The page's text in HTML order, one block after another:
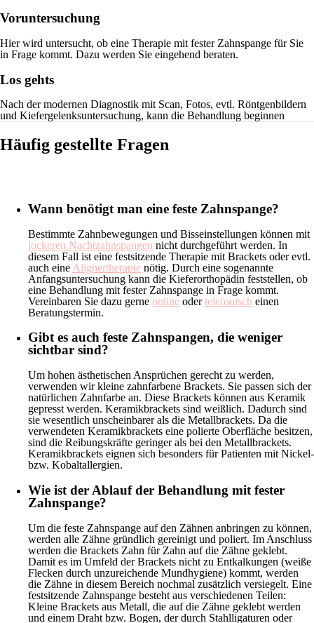
Voruntersuchung
Hier wird untersucht, ob eine Therapie mit fester Zahnspange für Sie
in Frage kommt. Dazu werden Sie eingehend beraten.
Los gehts
Nach der modernen Diagnostik mit Scan, Fotos, evtl. Röntgenbildern
und Kiefergelenksuntersuchung, kann die Behandlung beginnen
Häufig gestellte Fragen
Wann benötigt man eine feste Zahnspange?
Bestimmte Zahnbewegungen und Bisseinstellungen können mit
lockeren Nachtzahnspangen nicht durchgeführt werden. In
diesem Fall ist eine festsitzende Therapie mit Brackets oder evtl.
auch eine Alignertherapie nötig. Durch eine sogenannte
Anfangsuntersuchung kann die Kieferorthopädin feststellen, ob
eine Behandlung mit fester Zahnspange in Frage kommt.
Vereinbaren Sie dazu gerne online odertelefonisch einen
Beratungstermin.
Gibt es auch feste Zahnspangen, die weniger
sichtbar sind?
Um hohen ästhetischen Ansprüchen gerecht zu werden,
verwenden wir kleine zahnfarbene Brackets. Sie passen sich der
natürlichen Zahnfarbe an. Diese Brackets können aus Keramik
gepresst werden. Keramikbrackets sind weißlich. Dadurch sind
sie wesentlich unscheinbarer als die Metallbrackets. Da die
verwendeten Keramikbrackets eine polierte Oberfläche besitzen,
sind die Reibungskräfte geringer als bei den Metallbrackets.
Keramikbrackets eignen sich besonders für Patienten mit Nickel-
bzw. Kobaltallergien.
Wie ist der Ablauf der Behandlung mit fester
Zahnspange?
Um die feste Zahnspange auf den Zähnen anbringen zu können,
werden alle Zähne gründlich gereinigt und poliert. Im Anschluss
werden die Brackets Zahn für Zahn auf die Zähne geklebt.
Damit es im Umfeld der Brackets nicht zu Entkalkungen (weiße
Flecken durch unzureichende Mundhygiene) kommt, werden
die Zähne in diesem Bereich nochmal zusätzlich versiegelt. Eine
festsitzende Zahnspange besteht aus verschiedenen Teilen:
Kleine Brackets aus Metall, die auf die Zähne geklebt werden
und einem Draht bzw. Bogen, der durch Stahlligaturen oder